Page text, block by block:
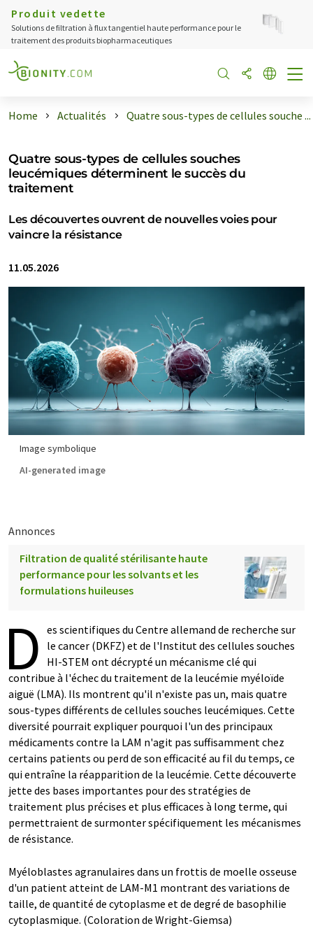
Produit vedette
Solutions de filtration à flux tangentiel haute performance pour le
traitement des produits biopharmaceutiques
Home Actualités Quatre sous-types de cellules souche ...
Quatre sous-types de cellules souches
leucémiques déterminent le succès du
traitement
Les découvertes ouvrent de nouvelles voies pour
vaincre la résistance
11.05.2026
Image symbolique
AI-generated image
Annonces
Filtration de qualité stérilisante haute
performance pour les solvants et les
formulations huileuses
D es scientifiques du Centre allemand de recherche sur
le cancer (DKFZ) et de l'Institut des cellules souches
HI-STEM ont décrypté un mécanisme clé qui
contribue à l'échec du traitement de la leucémie myéloïde
aiguë (LMA). Ils montrent qu'il n'existe pas un, mais quatre
sous-types différents de cellules souches leucémiques. Cette
diversité pourrait expliquer pourquoi l'un des principaux
médicaments contre la LAM n'agit pas suffisamment chez
certains patients ou perd de son efficacité au fil du temps, ce
qui entraîne la réapparition de la leucémie. Cette découverte
jette des bases importantes pour des stratégies de
traitement plus précises et plus efficaces à long terme, qui
permettraient de surmonter spécifiquement les mécanismes
de résistance.
Myéloblastes agranulaires dans un frottis de moelle osseuse
d'un patient atteint de LAM-M1 montrant des variations de
taille, de quantité de cytoplasme et de degré de basophilie
cytoplasmique. (Coloration de Wright-Giemsa)